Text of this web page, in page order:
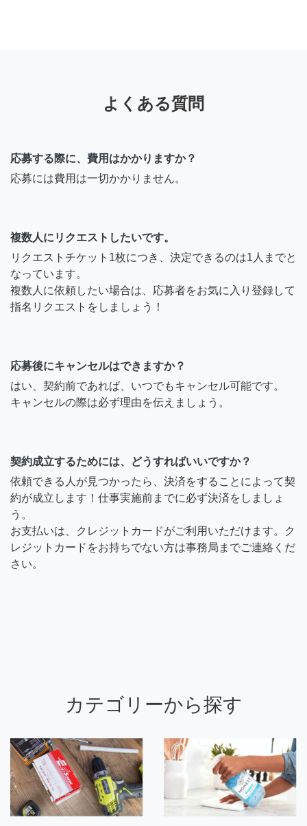
よくある質問
応募する際に、費用はかかりますか？
応募には費用は一切かかりません。
複数人にリクエストしたいです。
リクエストチケット1枚につき、決定できるのは1人までと
なっています。
複数人に依頼したい場合は、応募者をお気に入り登録して
指名リクエストをしましょう！
応募後にキャンセルはできますか？
はい、契約前であれば、いつでもキャンセル可能です。
キャンセルの際は必ず理由を伝えましょう。
契約成立するためには、どうすればいいですか？
依頼できる人が見つかったら、決済をすることによって契
約が成立します！仕事実施前までに必ず決済をしましょ
う。
お支払いは、クレジットカードがご利用いただけます。ク
レジットカードをお持ちでない方は事務局までご連絡くだ
さい。
カテゴリーから探す